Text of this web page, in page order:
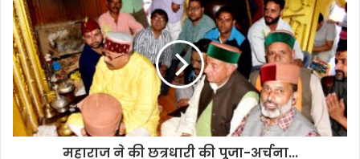
महाराज ने की छत्रधारी की पूजा-अर्चना...